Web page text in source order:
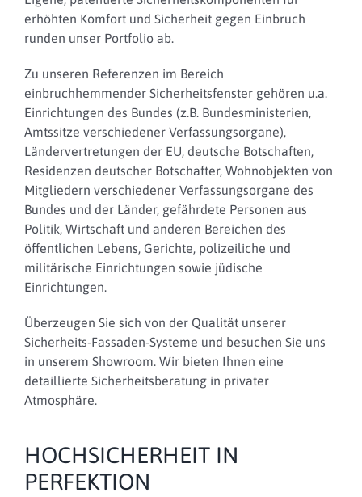
erhöhten Komfort und Sicherheit gegen Einbruch
runden unser Portfolio ab.
Zu unseren Referenzen im Bereich
einbruchhemmender Sicherheitsfenster gehören u.a.
Einrichtungen des Bundes (z.B. Bundesministerien,
Amtssitze verschiedener Verfassungsorgane),
Ländervertretungen der EU, deutsche Botschaften,
Residenzen deutscher Botschafter, Wohnobjekten von
Mitgliedern verschiedener Verfassungsorgane des
Bundes und der Länder, gefährdete Personen aus
Politik, Wirtschaft und anderen Bereichen des
öffentlichen Lebens, Gerichte, polizeiliche und
militärische Einrichtungen sowie jüdische
Einrichtungen.
Überzeugen Sie sich von der Qualität unserer
Sicherheits-Fassaden-Systeme und besuchen Sie uns
in unserem Showroom. Wir bieten Ihnen eine
detaillierte Sicherheitsberatung in privater
Atmosphäre.
HOCHSICHERHEIT IN
PERFEKTION